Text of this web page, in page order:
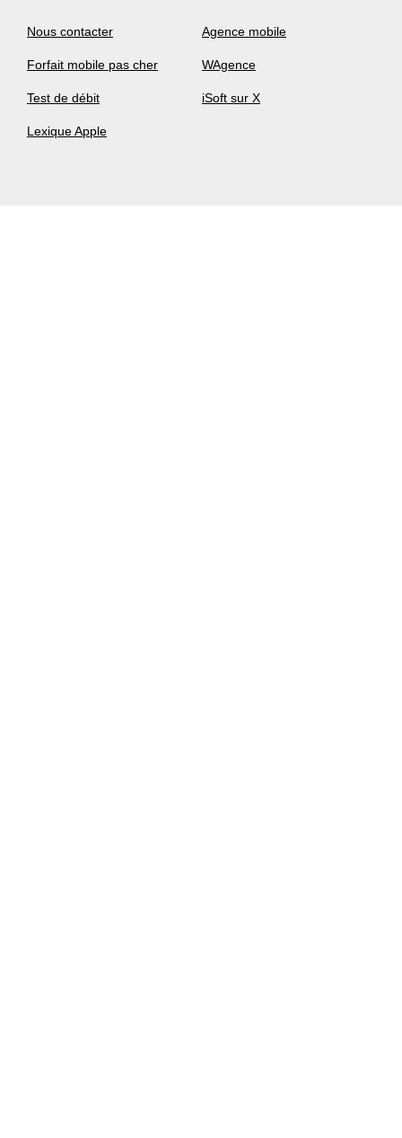
Nous contacter
Forfait mobile pas cher
Test de débit
Lexique Apple
Agence mobile
WAgence
iSoft sur X